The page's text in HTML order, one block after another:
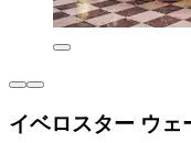
イベロスター ウェ